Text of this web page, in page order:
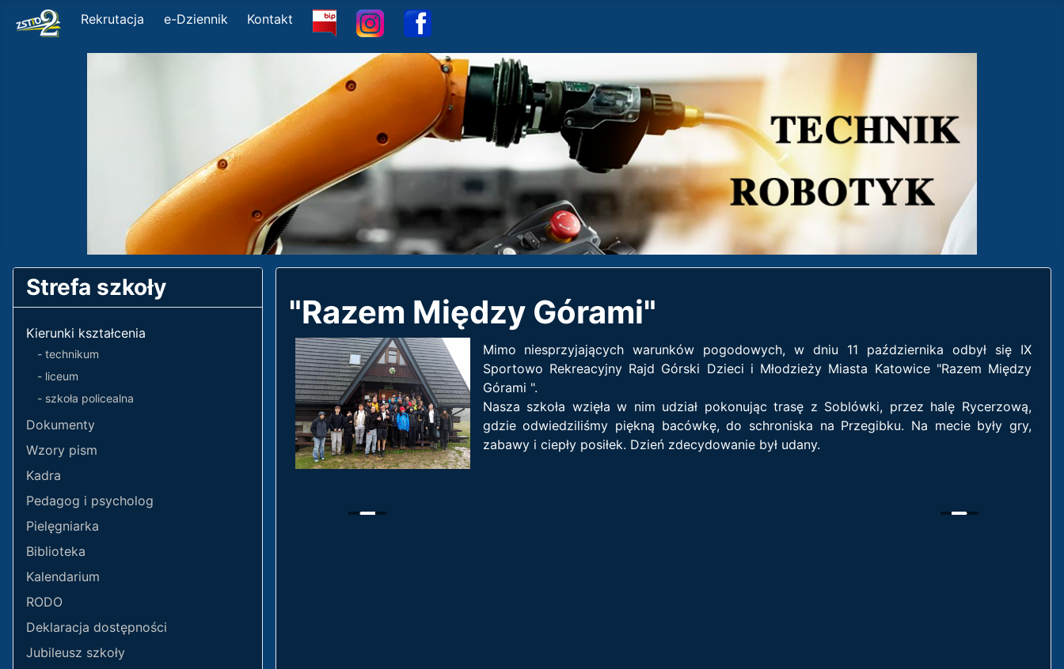
HomeRekrutacja e-Dziennik Kontakt BIP Instagram
Strefa szkoły
Kierunki kształcenia
- technikum
- liceum
- szkoła policealna
Dokumenty
Wzory pism
Kadra
Pedagog i psycholog
Pielęgniarka
Biblioteka
Kalendarium
RODO
Deklaracja dostępności
Jubileusz szkoły
"Razem Między Górami"
Mimo niesprzyjających warunków pogodowych, w dniu 11 października odbył się IX
Sportowo Rekreacyjny Rajd Górski Dzieci i Młodzieży Miasta Katowice "Razem Między
Górami ".
Nasza szkoła wzięła w nim udział pokonując trasę z Soblówki, przez halę Rycerzową,
gdzie odwiedziliśmy piękną bacówkę, do schroniska na Przegibku. Na mecie były gry,
zabawy i ciepły posiłek. Dzień zdecydowanie był udany.